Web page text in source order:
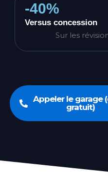
-40%
Versus concession
Sur les
Appeler le garage
gratuit)